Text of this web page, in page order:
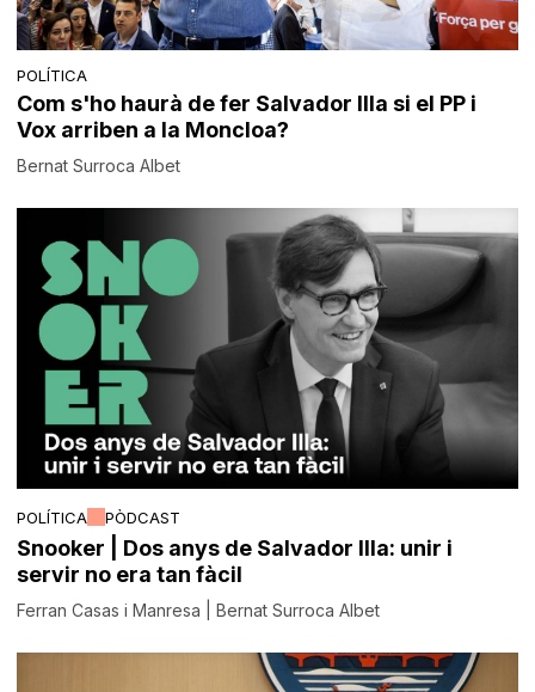
POLÍTICA
Com s'ho haurà de fer Salvador Illa si el PP i
Vox arriben a la Moncloa?
Bernat Surroca Albet
POLÍTICA PÒDCAST
Snooker | Dos anys de Salvador Illa: unir i
servir no era tan fàcil
Ferran Casas i Manresa | Bernat Surroca Albet